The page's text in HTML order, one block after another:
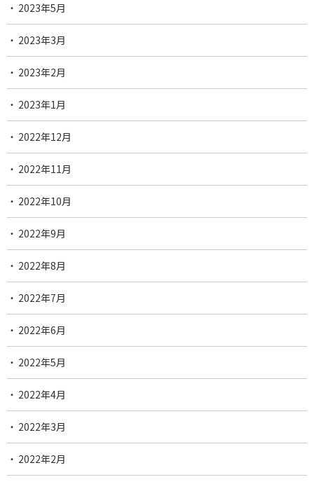
2023年5月
2023年3月
2023年2月
2023年1月
2022年12月
2022年11月
2022年10月
2022年9月
2022年8月
2022年7月
2022年6月
2022年5月
2022年4月
2022年3月
2022年2月